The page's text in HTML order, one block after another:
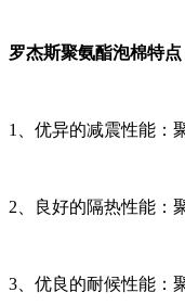
罗杰斯聚氨酯泡棉特点
1、优异的减震性能：
2、良好的隔热性能：
3、优良的耐候性能：